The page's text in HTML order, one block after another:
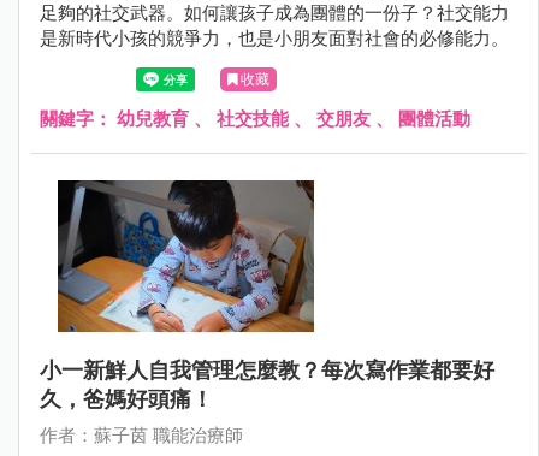
足夠的社交武器。如何讓孩子成為團體的一份子？社交能力
是新時代小孩的競爭力，也是小朋友面對社會的必修能力。
收藏
關鍵字： 幼兒教育 、 社交技能、 交朋友 、 團體活動
小一新鮮人自我管理怎麼教？每次寫作業都要好
久，爸媽好頭痛！
作者：蘇子茵 職能治療師